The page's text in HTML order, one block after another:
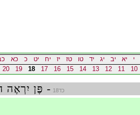
י יא יב יג יד טו טז יז יח יט כ כא
10
11
12
13
14
15
16
17
18
19
20
כד18 - פֶּן יִרְאֶה